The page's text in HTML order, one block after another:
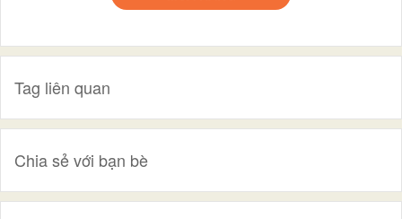
Tag liên quan
Chia sẻ với bạn bè